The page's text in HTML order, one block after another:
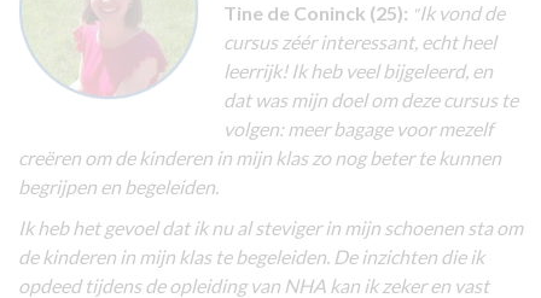
Tine de Coninck (25): "Ik vond de
cursus zéér interessant, echt heel
leerrijk! Ik heb veel bijgeleerd, en
dat was mijn doel om deze cursus te
volgen: meer bagage voor mezelf
creëren om de kinderen in mijn klas zo nog beter te kunnen
begrijpen en begeleiden.
Ik heb het gevoel dat ik nu al steviger in mijn schoenen sta om
de kinderen in mijn klas te begeleiden. De inzichten die ik
opdeed tijdens de opleiding van NHA kan ik zeker en vast